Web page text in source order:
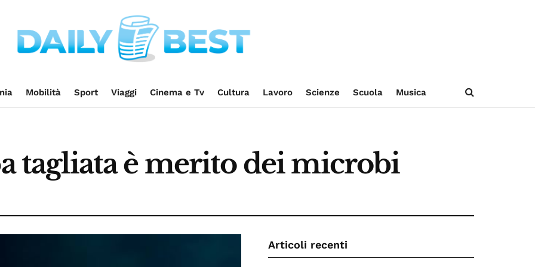
Mobilità Sport Viaggi Cinema e Tv Cultura Lavoro Scienze Scuola Musica
tagliata è merito dei microbi
Articoli recenti